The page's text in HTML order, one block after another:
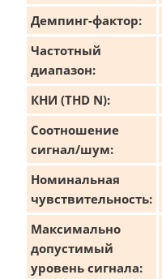
Демпинг-фактор:
Частотный
диапазон:
КНИ (THD N):
Соотношение
сигнал/шум:
Номинальная
чувствительность:
Максимально
допустимый
уровень сигнала: